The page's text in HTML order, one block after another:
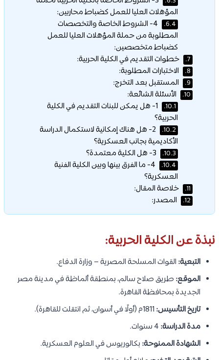
المؤهلات العليا للعمل كضباط محاربين:
6.4.
4- الشروط الخاصة والتخصصات
المطلوبة من حملة المؤهلات العليا للعمل
كضباط متخصصين:
7. خطوات التقديم في الكلية الحربية:
8. الاختبارات المطلوبة:
9. المستقبل بعد التخرج:
10. الأسئلة الشائعة:
10.1.
1- هل يمكن للبنات التقديم في الكلية
الحربية؟
10.2.
2- هل هناك إمكانية لاستكمال الدراسة
الأكاديمية بجانب العسكرية؟
10.3.
10.4.
4- ما الفرق بينها وبين الكلية الفنية
العسكرية؟
11. خلاصة المقال:
12. المصدر:
نبذة عن الكلية الحربية:
التبعية: القوات المسلحة المصرية – وزارة الدفاع.
الموقع: طريق صلاح سالم، بمنطقة ألماظة في مدينة مصر
الجديدة بمحافظة القاهرة.
تاريخ التأسيس:
مدة الدراسة:
الشهادة الممنوحة: بكالوريوس في العلوم العسكرية.